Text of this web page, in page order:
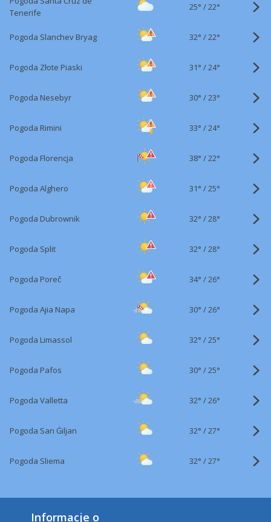
Tenerife
25° /22°
Pogoda Slanchev Bryag 32° /22°
Pogoda Złote Piaski 31° /24°
Pogoda Nesebyr 30° /23°
Pogoda Rimini 33° /24°
Pogoda Florencja 38° /22°
Pogoda Alghero 31° /25°
Pogoda Dubrownik 32° /28°
Pogoda Split 32° /28°
Pogoda Poreč 34° /26°
Pogoda Ajia Napa 30° /26°
Pogoda Limassol 32° /25°
Pogoda Pafos 30° /25°
Pogoda Valletta 32° /26°
Pogoda San Ġiljan 32° /27°
Pogoda Sliema 32° /27°
Informacje o